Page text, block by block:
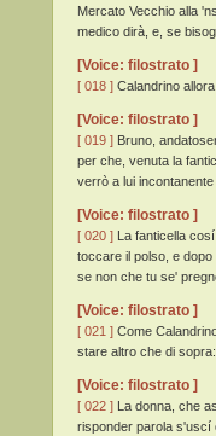
Mercato Vecchio alla
medico dirà, e, se
[Voice: filostrato ]
[ 018 ] Calandrino
[Voice: filostrato ]
[ 019 ] Bruno,
per che, venuta la
verrò a lui
[Voice: filostrato ]
[ 020 ] La fanticella
toccare il polso, e dopo
se non che tu se'
[Voice: filostrato ]
[ 021 ] Come
stare altro che di
[Voice: filostrato ]
[ 022 ] La donna, che
risponder parola s'uscí